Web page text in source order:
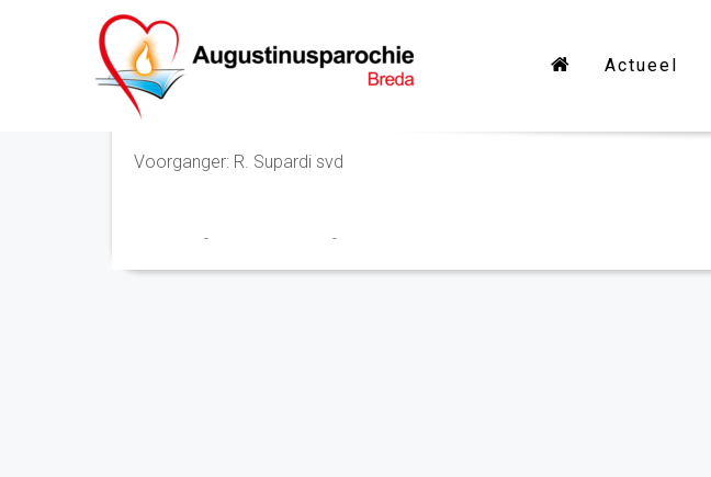
Actueel
Eucharistieviering
Voorganger: R. Supardi svd
- -